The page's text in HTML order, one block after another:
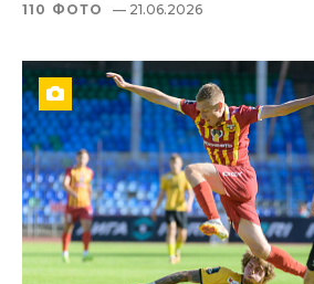
110 ФОТО — 21.06.2026